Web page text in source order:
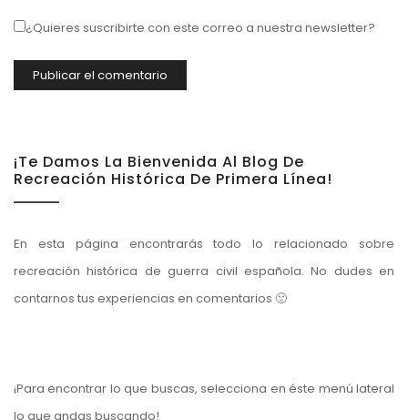
¿Quieres suscribirte con este correo a nuestra newsletter?
¡Te Damos La Bienvenida Al Blog De
Recreación Histórica De Primera Línea!
En esta página encontrarás todo lo relacionado sobre
recreación histórica de guerra civil española. No dudes en
contarnos tus experiencias en comentarios 🙂
¡Para encontrar lo que buscas, selecciona en éste menú lateral
lo que andas buscando!